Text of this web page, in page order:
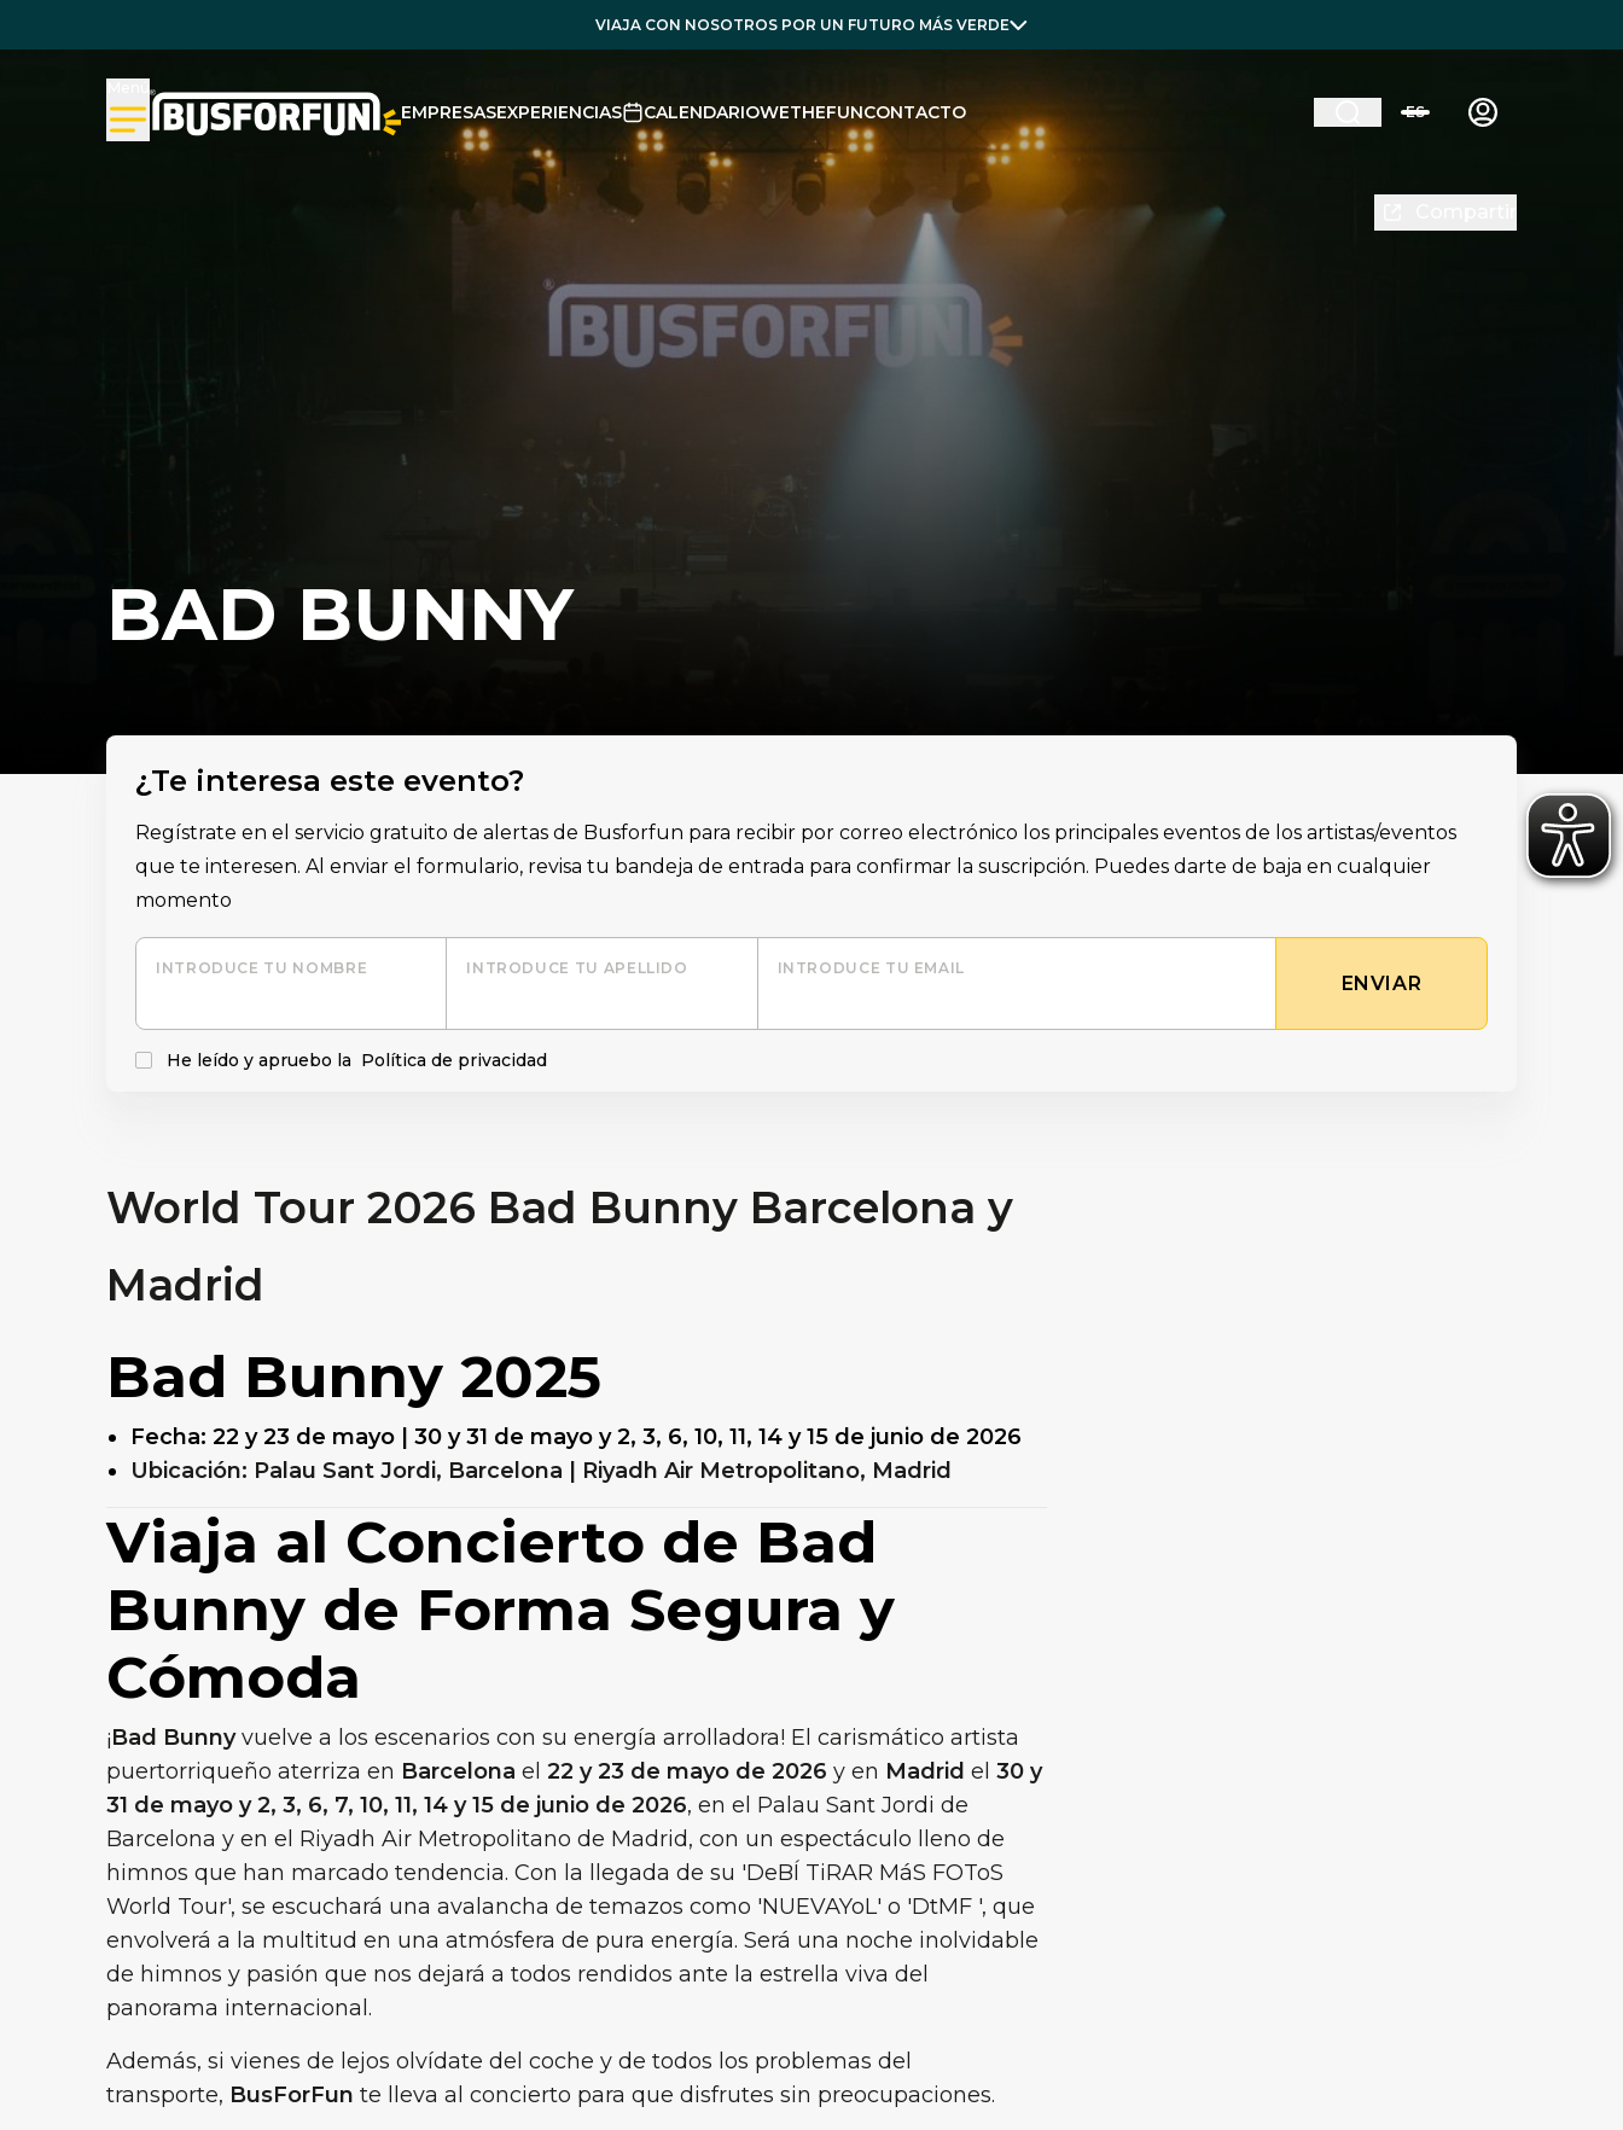
VIAJA CON NOSOTROS POR UN FUTURO MÁS VERDE
EMPRESASEXPERIENCIAS CALENDARIOWETHEFUNCONTACTO ES
BAD BUNNY
¿Te interesa este evento?
Regístrate en el servicio gratuito de alertas de Busforfun para recibir por correo electrónico los principales eventos de los artistas/eventos
que te interesen. Al enviar el formulario, revisa tu bandeja de entrada para confirmar la suscripción. Puedes darte de baja en cualquier
momento
INTRODUCE TU NOMBRE INTRODUCE TU APELLIDO INTRODUCE TU EMAIL
ENVIAR
He leído y apruebo la Política de privacidad
World Tour 2026 Bad Bunny Barcelona y
Madrid
Bad Bunny 2025
Fecha: 22 y 23 de mayo | 30 y 31 de mayo y 2, 3, 6, 10, 11, 14 y 15 de junio de 2026
Ubicación: Palau Sant Jordi, Barcelona | Riyadh Air Metropolitano, Madrid
Viaja al Concierto de Bad
Bunny de Forma Segura y
Cómoda
¡Bad Bunnyvuelve a los escenarios con su energía arrolladora! El carismático artista
puertorriqueño aterriza en Barcelona el 22 y 23 de mayo de 2026 y en Madrid el 30 y
31 de mayo y 2, 3, 6, 7, 10, 11, 14 y 15 de junio de 2026, en el Palau Sant Jordi de
Barcelona y en el Riyadh Air Metropolitano de Madrid, con un espectáculo lleno de
himnos que han marcado tendencia. Con la llegada de su 'DeBÍ TiRAR MáS FOToS
World Tour', se escuchará una avalancha de temazos como 'NUEVAYoL' o 'DtMF ', que
envolverá a la multitud en una atmósfera de pura energía. Será una noche inolvidable
de himnos y pasión que nos dejará a todos rendidos ante la estrella viva del
panorama internacional.
Además, si vienes de lejos olvídate del coche y de todos los problemas del
transporte, BusForFun te lleva al concierto para que disfrutes sin preocupaciones.